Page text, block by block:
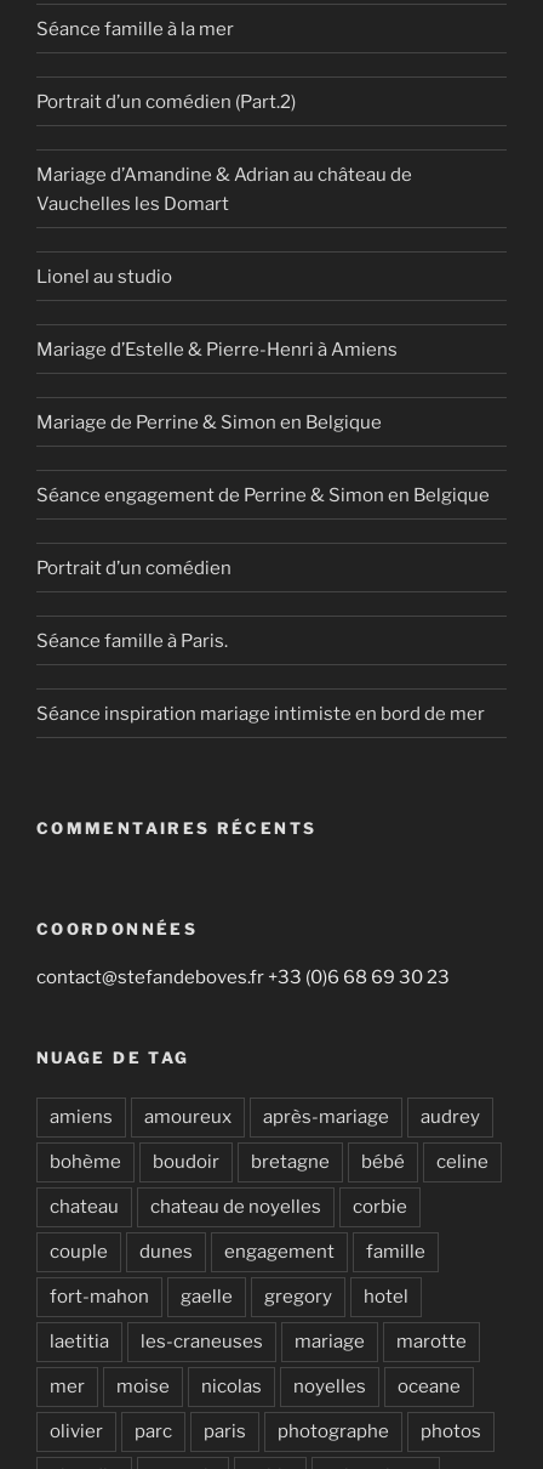
Séance famille à la mer
Portrait d’un comédien (Part.2)
Mariage d’Amandine & Adrian au château de
Vauchelles les Domart
Lionel au studio
Mariage d’Estelle & Pierre-Henri à Amiens
Mariage de Perrine & Simon en Belgique
Séance engagement de Perrine & Simon en Belgique
Portrait d’un comédien
Séance famille à Paris.
Séance inspiration mariage intimiste en bord de mer
COMMENTAIRES RÉCENTS
COORDONNÉES
contact@stefandeboves.fr +33 (0)6 68 69 30 23
NUAGE DE TAG
amiens amoureux après-mariage audrey
bohème boudoir bretagne bébé celine
chateau chateau de noyelles corbie
couple dunes engagement famille
fort-mahon gaelle gregory hotel
laetitia les-craneuses mariage marotte
mer moise nicolas noyelles oceane
olivier parc paris photographe photos